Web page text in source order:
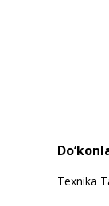
Texnika